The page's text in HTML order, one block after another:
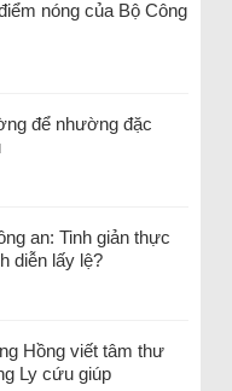
nóng của Bộ Công
để nhường đặc
an: Tinh giản thực
diễn lấy lệ?
Hồng viết tâm thư
Ly cứu giúp